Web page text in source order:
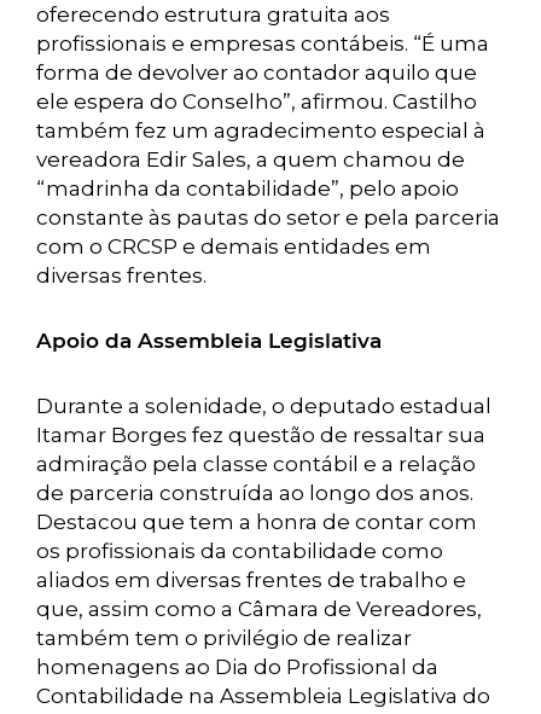
oferecendo estrutura gratuita aos
profissionais e empresas contábeis. “É uma
forma de devolver ao contador aquilo que
ele espera do Conselho”, afirmou. Castilho
também fez um agradecimento especial à
vereadora Edir Sales, a quem chamou de
“madrinha da contabilidade”, pelo apoio
constante às pautas do setor e pela parceria
com o CRCSP e demais entidades em
diversas frentes.
Apoio da Assembleia Legislativa
Durante a solenidade, o deputado estadual
Itamar Borges fez questão de ressaltar sua
admiração pela classe contábil e a relação
de parceria construída ao longo dos anos.
Destacou que tem a honra de contar com
os profissionais da contabilidade como
aliados em diversas frentes de trabalho e
que, assim como a Câmara de Vereadores,
também tem o privilégio de realizar
homenagens ao Dia do Profissional da
Contabilidade na Assembleia Legislativa do